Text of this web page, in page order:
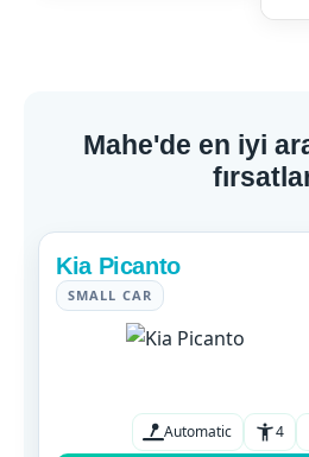
Mahe'de en iyi
Kia Picanto
SMALL CAR
Automatic 4